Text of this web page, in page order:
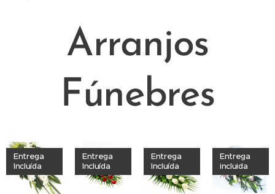
Arranjos
Fúnebres
Entrega
Incluída
Entrega
Incluída
Entrega
Incluída
Entrega
incluida